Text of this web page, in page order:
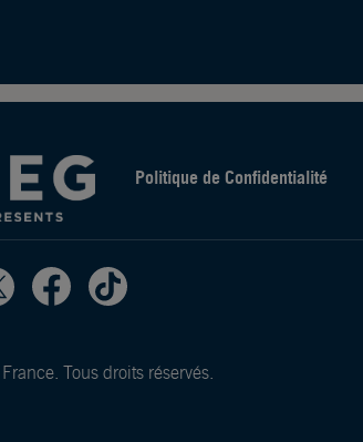
Politique de Confidentialité
Tous droits réservés.